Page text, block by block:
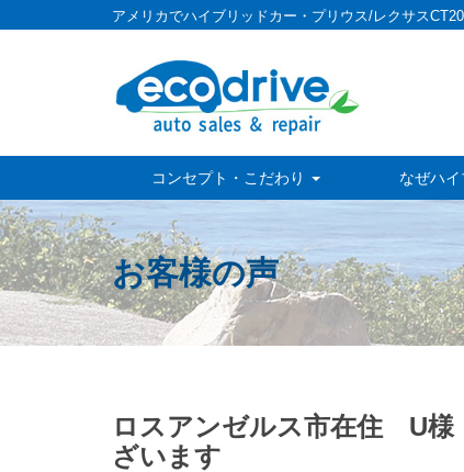
アメリカでハイブリッドカー・プリウス/レクサス
コンセプト・こだわり なぜハ
お客様の声
ロスアンゼルス市在住 U
ざいます